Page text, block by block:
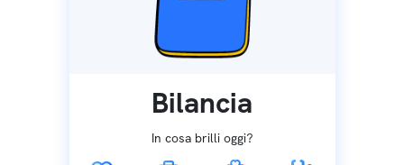
Bilancia
In cosa brilli oggi?